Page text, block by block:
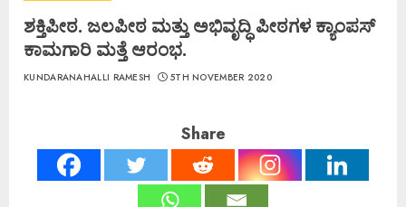
ಶಕ್ತಿಪೀಠ. ಜಲಪೀಠ ಮತ್ತು ಅಭಿವೃದ್ಧಿ ಪೀಠಗಳ ಕ್ಯಾಂಪಸ್
ಕಾಮಗಾರಿ ಮತ್ತೆ ಆರಂಭ.
KUNDARANAHALLI RAMESH 5TH NOVEMBER 2020
Share